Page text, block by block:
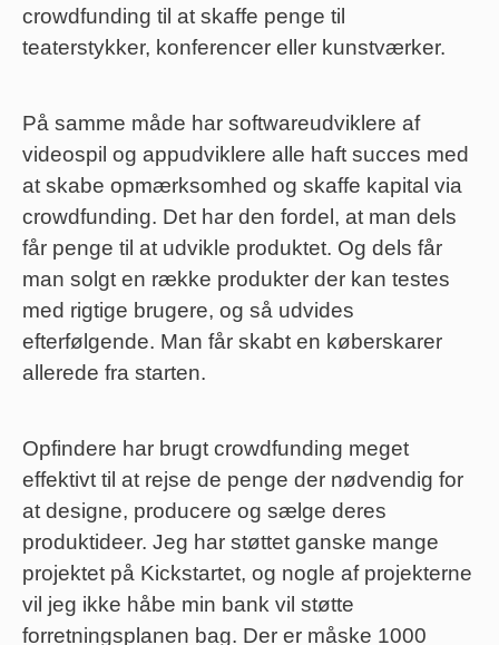
crowdfunding til at skaffe penge til
teaterstykker, konferencer eller kunstværker.
På samme måde har softwareudviklere af
videospil og appudviklere alle haft succes med
at skabe opmærksomhed og skaffe kapital via
crowdfunding. Det har den fordel, at man dels
får penge til at udvikle produktet. Og dels får
man solgt en række produkter der kan testes
med rigtige brugere, og så udvides
efterfølgende. Man får skabt en køberskarer
allerede fra starten.
Opfindere har brugt crowdfunding meget
effektivt til at rejse de penge der nødvendig for
at designe, producere og sælge deres
produktideer. Jeg har støttet ganske mange
projektet på Kickstartet, og nogle af projekterne
vil jeg ikke håbe min bank vil støtte
forretningsplanen bag. Der er måske 1000